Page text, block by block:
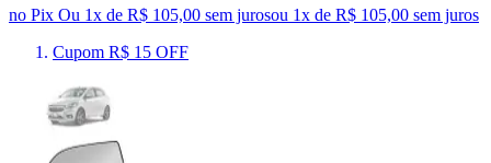
no Pix Ou 1x de R$ 105,00 sem jurosou 1x de R$ 105,00 sem juros
Cupom R$ 15 OFF